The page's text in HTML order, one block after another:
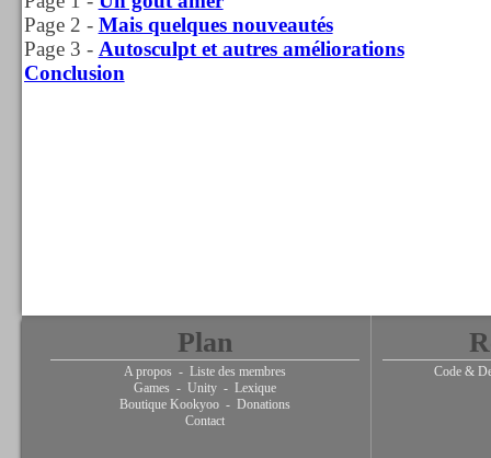
Page 2 - Mais quelques nouveautés
Page 3 - Autosculpt et autres améliorations
Conclusion
Plan
A propos - Liste des membres
Games - Unity - Lexique
Boutique Kookyoo - Donations
Contact
Code &